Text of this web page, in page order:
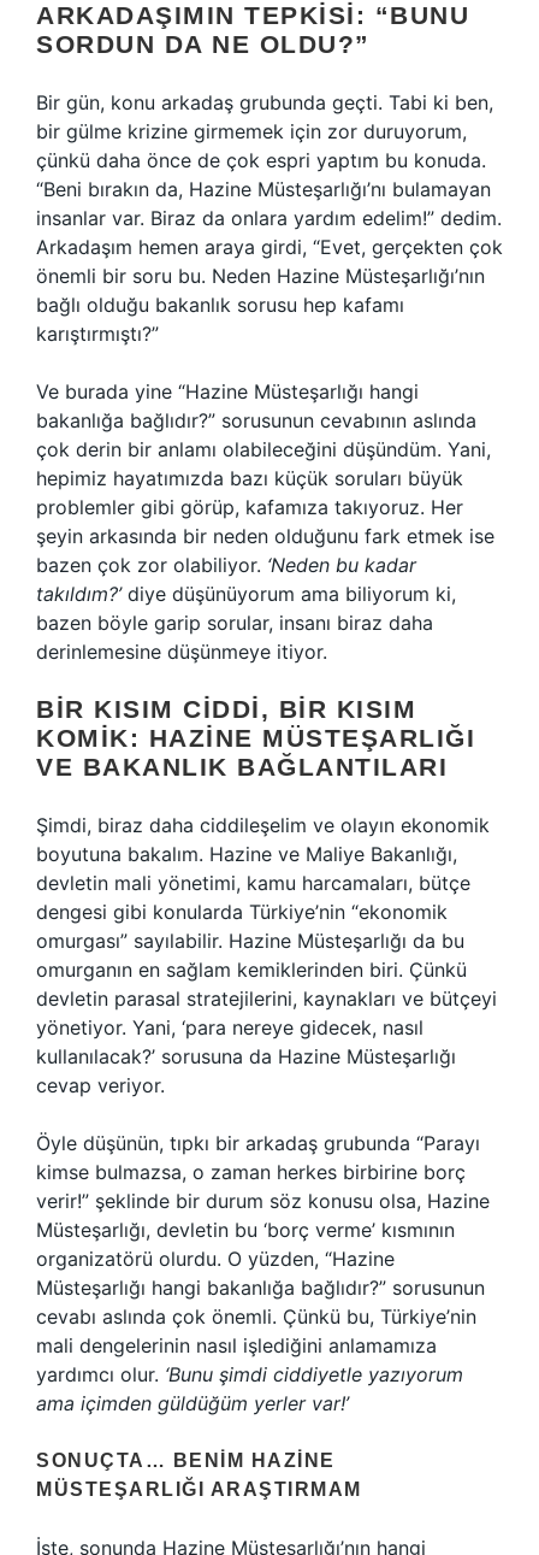
ARKADAŞIMIN TEPKISI: “BUNU
SORDUN DA NE OLDU?”
Bir gün, konu arkadaş grubunda geçti. Tabi ki ben,
bir gülme krizine girmemek için zor duruyorum,
çünkü daha önce de çok espri yaptım bu konuda.
“Beni bırakın da, Hazine Müsteşarlığı’nı bulamayan
insanlar var. Biraz da onlara yardım edelim!” dedim.
Arkadaşım hemen araya girdi, “Evet, gerçekten çok
önemli bir soru bu. Neden Hazine Müsteşarlığı’nın
bağlı olduğu bakanlık sorusu hep kafamı
karıştırmıştı?”
Ve burada yine “Hazine Müsteşarlığı hangi
bakanlığa bağlıdır?” sorusunun cevabının aslında
çok derin bir anlamı olabileceğini düşündüm. Yani,
hepimiz hayatımızda bazı küçük soruları büyük
problemler gibi görüp, kafamıza takıyoruz. Her
şeyin arkasında bir neden olduğunu fark etmek ise
bazen çok zor olabiliyor. ‘Neden bu kadar
takıldım?’diye düşünüyorum ama biliyorum ki,
bazen böyle garip sorular, insanı biraz daha
derinlemesine düşünmeye itiyor.
BIR KISIM CIDDI, BIR KISIM
KOMIK: HAZINE MÜSTEŞARLIĞI
VE BAKANLIK BAĞLANTILARI
Şimdi, biraz daha ciddileşelim ve olayın ekonomik
boyutuna bakalım. Hazine ve Maliye Bakanlığı,
devletin mali yönetimi, kamu harcamaları, bütçe
dengesi gibi konularda Türkiye’nin “ekonomik
omurgası” sayılabilir. Hazine Müsteşarlığı da bu
omurganın en sağlam kemiklerinden biri. Çünkü
devletin parasal stratejilerini, kaynakları ve bütçeyi
yönetiyor. Yani, ‘para nereye gidecek, nasıl
kullanılacak?’ sorusuna da Hazine Müsteşarlığı
cevap veriyor.
Öyle düşünün, tıpkı bir arkadaş grubunda “Parayı
kimse bulmazsa, o zaman herkes birbirine borç
verir!” şeklinde bir durum söz konusu olsa, Hazine
Müsteşarlığı, devletin bu ‘borç verme’ kısmının
organizatörü olurdu. O yüzden, “Hazine
Müsteşarlığı hangi bakanlığa bağlıdır?” sorusunun
cevabı aslında çok önemli. Çünkü bu, Türkiye’nin
mali dengelerinin nasıl işlediğini anlamamıza
yardımcı olur. ‘Bunu şimdi ciddiyetle yazıyorum
ama içimden güldüğüm yerler var!’
SONUÇTA… BENIM HAZINE
MÜSTEŞARLIĞI ARAŞTIRMAM
İşte, sonunda Hazine Müsteşarlığı’nın hangi